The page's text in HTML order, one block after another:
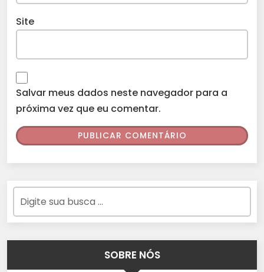
Site
Salvar meus dados neste navegador para a
próxima vez que eu comentar.
SOBRE NÓS